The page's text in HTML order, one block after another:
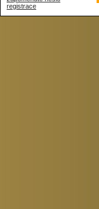
registrace